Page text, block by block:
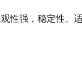
性强，稳定性、